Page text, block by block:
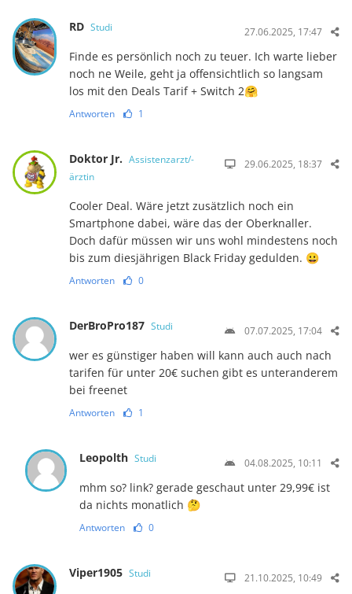
RD Studi 27.06.2025, 17:47
Finde es persönlich noch zu teuer. Ich warte lieber
noch ne Weile, geht ja offensichtlich so langsam
los mit den Deals Tarif + Switch 2🤗
Antworten 1
Doktor Jr. Assistenzarzt/-
ärztin
29.06.2025, 18:37
Cooler Deal. Wäre jetzt zusätzlich noch ein
Smartphone dabei, wäre das der Oberknaller.
Doch dafür müssen wir uns wohl mindestens noch
bis zum diesjährigen Black Friday gedulden. 😀
Antworten 0
DerBroPro187 Studi 07.07.2025, 17:04
wer es günstiger haben will kann auch auch nach
tarifen für unter 20€ suchen gibt es unteranderem
bei freenet
Antworten 1
Leopolth Studi 04.08.2025, 10:11
mhm so? link? gerade geschaut unter 29,99€ ist
da nichts monatlich 🤔
Antworten 0
Viper1905 Studi 21.10.2025, 10:49